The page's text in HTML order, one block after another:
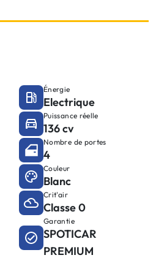
Énergie
Electrique
Puissance réelle
136 cv
Nombre de portes
4
Couleur
Blanc
Crit'air
Classe 0
Garantie
SPOTICAR
PREMIUM